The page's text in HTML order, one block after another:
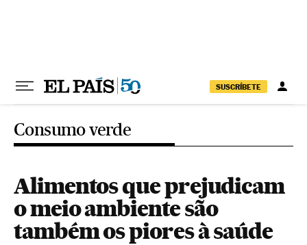
SUSCRÍBETE
Consumo verde
Alimentos que prejudicam
o meio ambiente são
também os piores à saúde